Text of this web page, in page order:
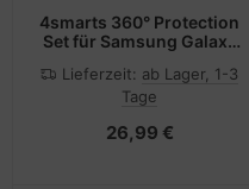
4smarts 360° Protection
Set für Samsung Galaxy
Lieferzeit: ab Lager, 1-3
Tage
26,99 €